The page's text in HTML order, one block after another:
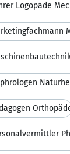
Logopäde